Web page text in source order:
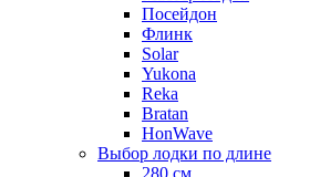
Посейдон
Флинк
Solar
Yukona
Reka
Bratan
HonWave
Выбор лодки по длине
280 см